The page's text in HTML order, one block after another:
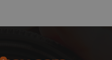
Spotify Inc.
23 horas 59